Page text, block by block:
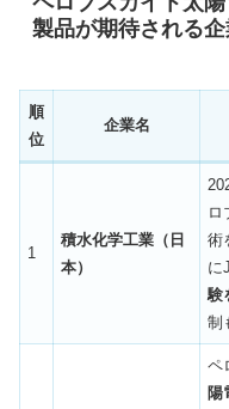
製品が期待される企
順
位
企業名
1
積水化学工業（日
本）
ロ
術
に
験
制
ペ
陽